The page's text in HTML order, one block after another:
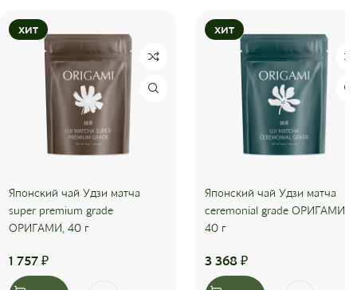
ХИТ
Японский чай Удзи матча
super premium grade
ОРИГАМИ, 40 г
1 757 ₽
ХИТ
Японский чай Удзи матча
ceremonial grade ОРИГАМИ,
40 г
3 368 ₽